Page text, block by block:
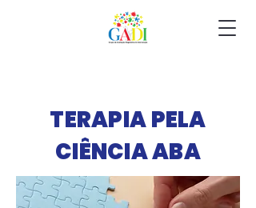
TERAPIA PELA
CIÊNCIA ABA